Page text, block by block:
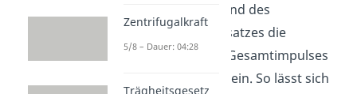
wird, muss aufgrund des
Impulserhaltungssatzes die
Veränderung des Gesamtimpulses
sein. So lässt sich
Zentrifugalkraft
5/8 – Dauer: 04:28
Trägheitsgesetz